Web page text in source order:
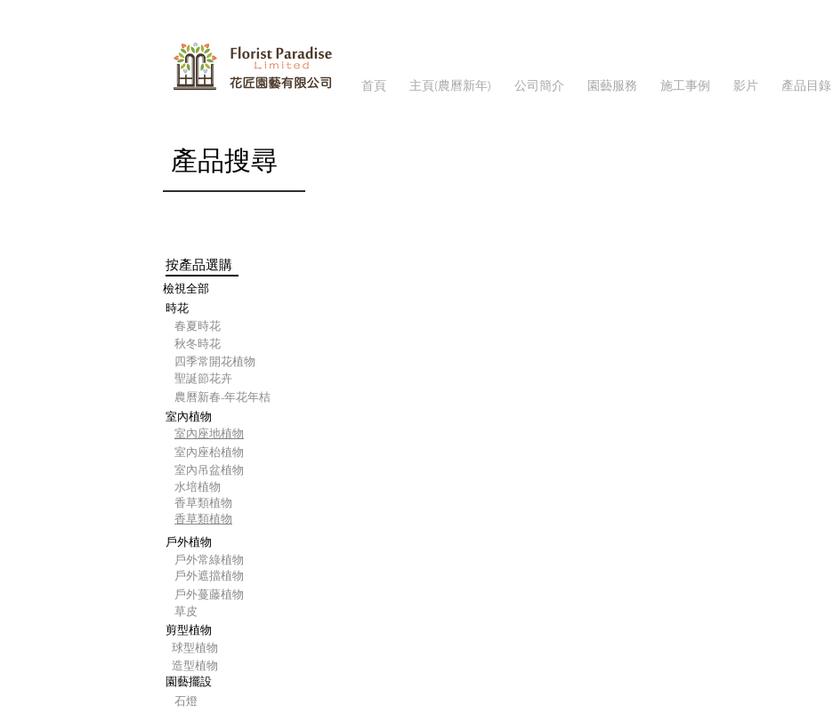
首頁 主頁(農曆新年) 公司簡介 園藝服務 施工事例 影片 產品目錄
​產品搜尋
按產品選購
檢視全部
時花
​春夏時花
​秋冬時花
四季常開花植物
聖誕節花卉
農曆新春-年花年桔
室內植物
室內座地植物
室內座枱植物
室內吊盆植物
水培植物
香草類植物
香草類植物
戶外植物
戶外常綠植物
戶外遮擋植物
戶外蔓藤植物
草皮
剪型植物
球型植物
造型植物
園藝擺設
石燈